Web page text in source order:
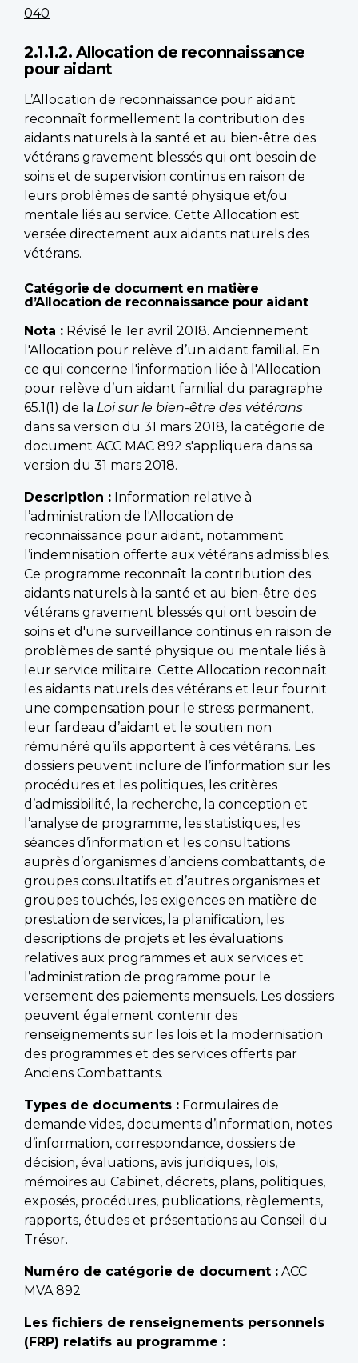
040
2.1.1.2. Allocation de reconnaissance
pour aidant
L’Allocation de reconnaissance pour aidant
reconnaît formellement la contribution des
aidants naturels à la santé et au bien-être des
vétérans gravement blessés qui ont besoin de
soins et de supervision continus en raison de
leurs problèmes de santé physique et/ou
mentale liés au service. Cette Allocation est
versée directement aux aidants naturels des
vétérans.
Catégorie de document en matière
d’Allocation de reconnaissance pour aidant
Nota : Révisé le 1er avril 2018. Anciennement
l'Allocation pour relève d’un aidant familial. En
ce qui concerne l'information liée à l'Allocation
pour relève d’un aidant familial du paragraphe
65.1(1) de la Loi sur le bien-être des vétérans
dans sa version du 31 mars 2018, la catégorie de
document ACC MAC 892 s'appliquera dans sa
version du 31 mars 2018.
Description : Information relative à
l’administration de l'Allocation de
reconnaissance pour aidant, notamment
l’indemnisation offerte aux vétérans admissibles.
Ce programme reconnaît la contribution des
aidants naturels à la santé et au bien-être des
vétérans gravement blessés qui ont besoin de
soins et d'une surveillance continus en raison de
problèmes de santé physique ou mentale liés à
leur service militaire. Cette Allocation reconnaît
les aidants naturels des vétérans et leur fournit
une compensation pour le stress permanent,
leur fardeau d’aidant et le soutien non
rémunéré qu’ils apportent à ces vétérans. Les
dossiers peuvent inclure de l’information sur les
procédures et les politiques, les critères
d’admissibilité, la recherche, la conception et
l’analyse de programme, les statistiques, les
séances d’information et les consultations
auprès d’organismes d’anciens combattants, de
groupes consultatifs et d’autres organismes et
groupes touchés, les exigences en matière de
prestation de services, la planification, les
descriptions de projets et les évaluations
relatives aux programmes et aux services et
l’administration de programme pour le
versement des paiements mensuels. Les dossiers
peuvent également contenir des
renseignements sur les lois et la modernisation
des programmes et des services offerts par
Anciens Combattants.
Types de documents : Formulaires de
demande vides, documents d’information, notes
d’information, correspondance, dossiers de
décision, évaluations, avis juridiques, lois,
mémoires au Cabinet, décrets, plans, politiques,
exposés, procédures, publications, règlements,
rapports, études et présentations au Conseil du
Trésor.
Numéro de catégorie de document : ACC
MVA 892
Les fichiers de renseignements personnels
(FRP) relatifs au programme :